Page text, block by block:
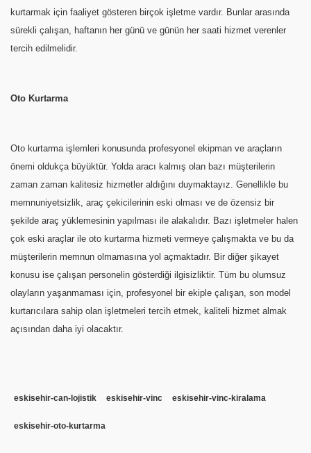
kurtarmak için faaliyet gösteren birçok işletme vardır. Bunlar arasında
sürekli çalışan, haftanın her günü ve günün her saati hizmet verenler
tercih edilmelidir.
Oto Kurtarma
Oto kurtarma işlemleri konusunda profesyonel ekipman ve araçların
önemi oldukça büyüktür. Yolda aracı kalmış olan bazı müşterilerin
zaman zaman kalitesiz hizmetler aldığını duymaktayız. Genellikle bu
memnuniyetsizlik, araç çekicilerinin eski olması ve de özensiz bir
şekilde araç yüklemesinin yapılması ile alakalıdır. Bazı işletmeler halen
çok eski araçlar ile oto kurtarma hizmeti vermeye çalışmakta ve bu da
müşterilerin memnun olmamasına yol açmaktadır. Bir diğer şikayet
konusu ise çalışan personelin gösterdiği ilgisizliktir. Tüm bu olumsuz
olayların yaşanmaması için, profesyonel bir ekiple çalışan, son model
kurtarıcılara sahip olan işletmeleri tercih etmek, kaliteli hizmet almak
açısından daha iyi olacaktır.
eskisehir-can-lojistik eskisehir-vinc eskisehir-vinc-kiralama
eskisehir-oto-kurtarma